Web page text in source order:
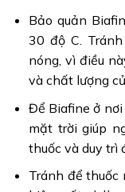
Bảo quản
30 độ C.
nóng, vì điều
và chất lượng
Để Biafine ở
mặt trời giúp
thuốc và duy trì
Tránh để thuốc